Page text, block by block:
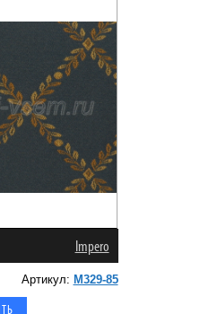
Impero
Артикул: M329-85